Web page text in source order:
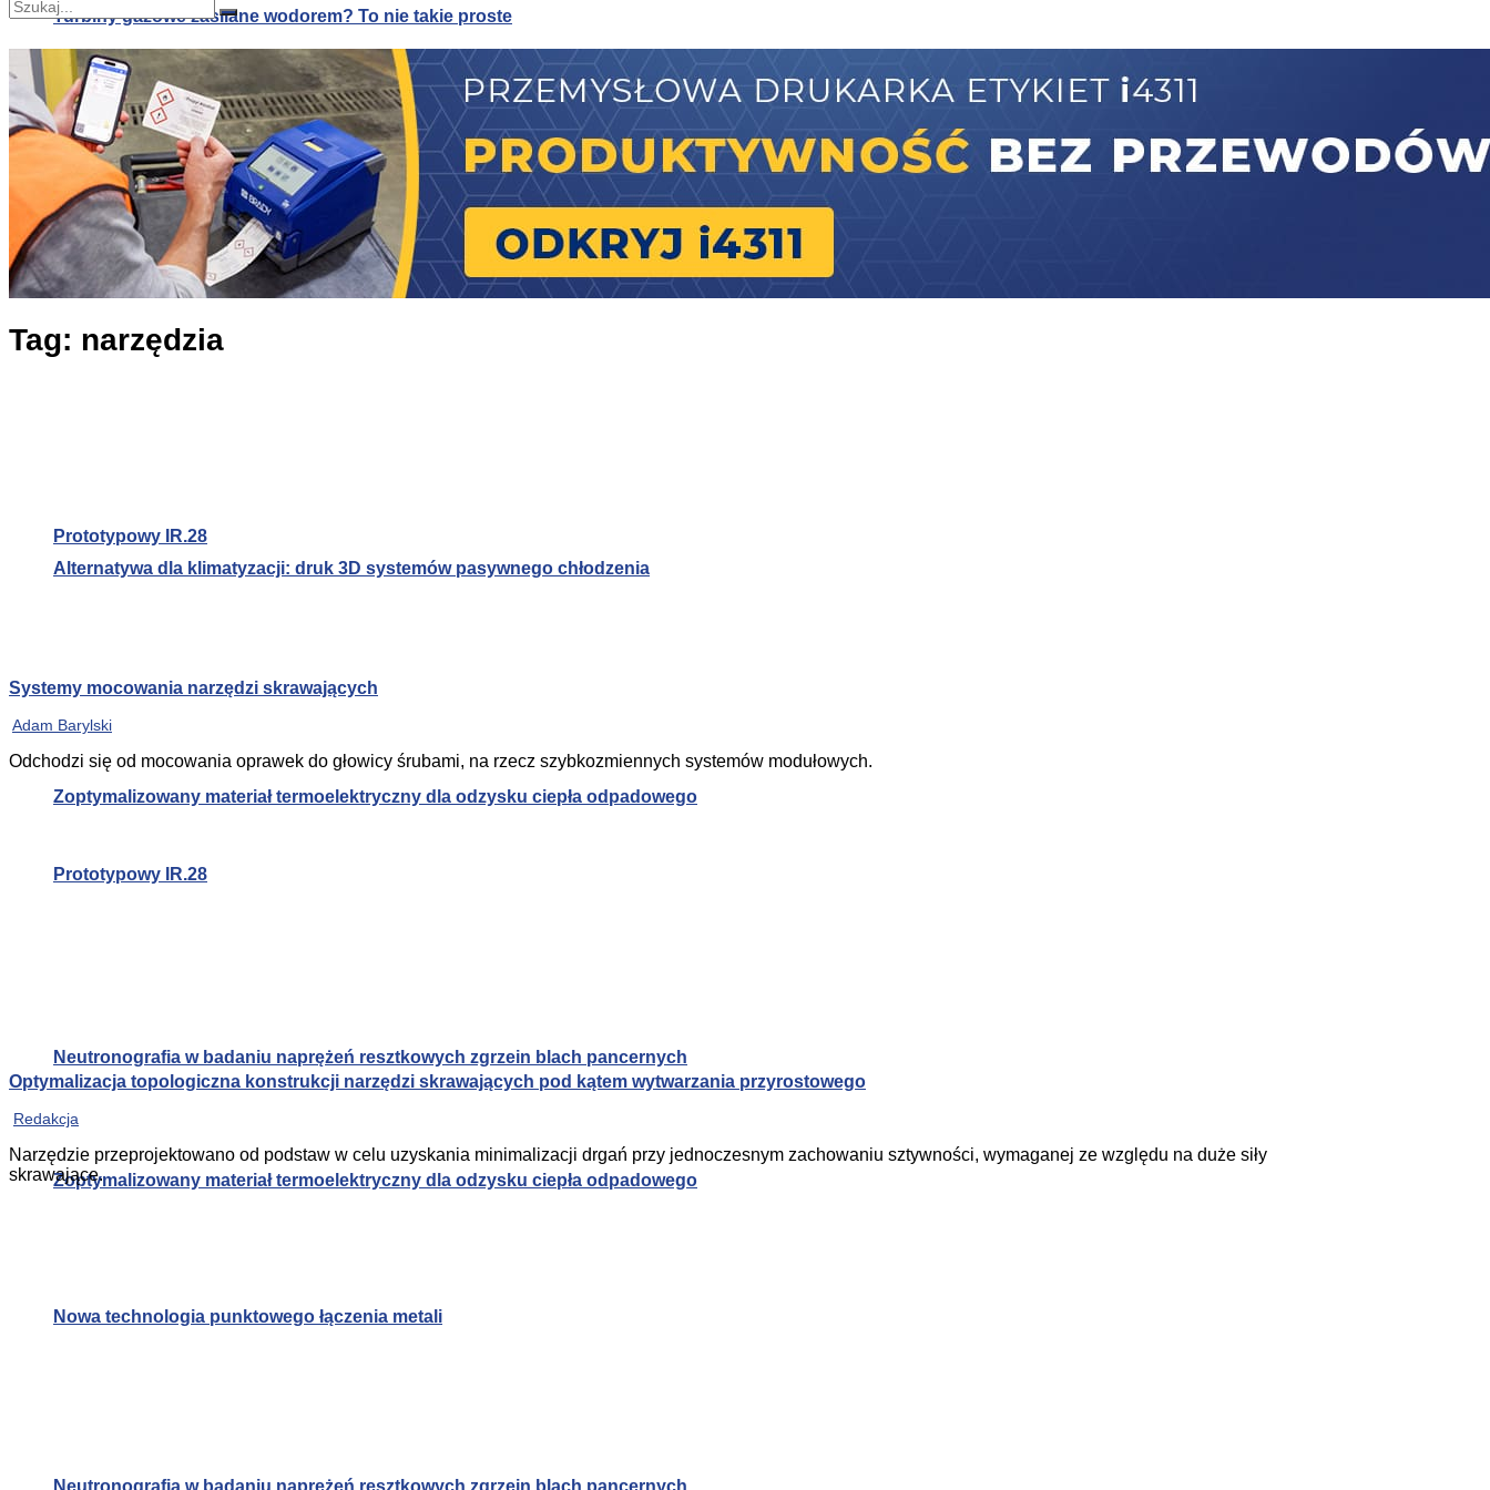
Turbiny gazowe zasilane wodorem? To nie takie proste
Alternatywa dla klimatyzacji: druk 3D systemów pasywnego chłodzenia
Prototypowy IR.28
Zoptymalizowany materiał termoelektryczny dla odzysku ciepła odpadowego
Neutronografia w badaniu naprężeń resztkowych zgrzein blach pancernych
Nowa technologia punktowego łączenia metali
Turbiny gazowe zasilane wodorem? To nie takie proste
Alternatywa dla klimatyzacji: druk 3D systemów pasywnego chłodzenia
Prototypowy IR.28
Zoptymalizowany materiał termoelektryczny dla odzysku ciepła odpadowego
Neutronografia w badaniu naprężeń resztkowych zgrzein blach pancernych
Nie znaleziono
Zobacz wszystkie wyniki
Tag: narzędzia
Systemy mocowania narzędzi skrawających
Adam Barylski
Odchodzi się od mocowania oprawek do głowicy śrubami, na rzecz szybkozmiennych systemów modułowych.
Optymalizacja topologiczna konstrukcji narzędzi skrawających pod kątem wytwarzania przyrostowego
Redakcja
Narzędzie przeprojektowano od podstaw w celu uzyskania minimalizacji drgań przy jednoczesnym zachowaniu sztywności, wymaganej ze względu na duże siły
skrawające.